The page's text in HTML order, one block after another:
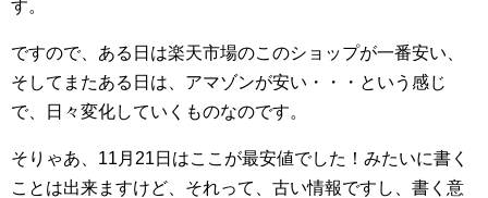
す。
ですので、ある日は楽天市場のこのショップが一番安い、
そしてまたある日は、アマゾンが安い・・・という感じ
で、日々変化していくものなのです。
そりゃあ、11月21日はここが最安値でした！みたいに書く
ことは出来ますけど、それって、古い情報ですし、書く意